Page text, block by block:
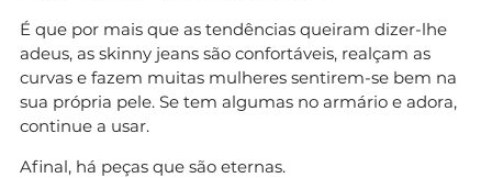
É que por mais que as tendências queiram dizer-lhe
adeus, as skinny jeans são confortáveis, realçam as
curvas e fazem muitas mulheres sentirem-se bem na
sua própria pele. Se tem algumas no armário e adora,
continue a usar.
Afinal, há peças que são eternas.